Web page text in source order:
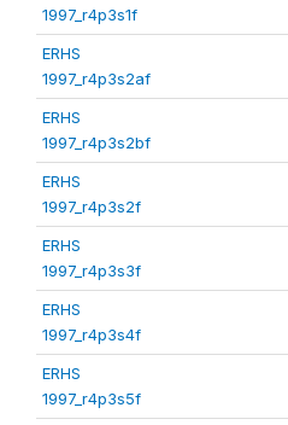
1997_r4p3s1f
ERHS
1997_r4p3s2af
ERHS
1997_r4p3s2bf
ERHS
1997_r4p3s2f
ERHS
1997_r4p3s3f
ERHS
1997_r4p3s4f
ERHS
1997_r4p3s5f